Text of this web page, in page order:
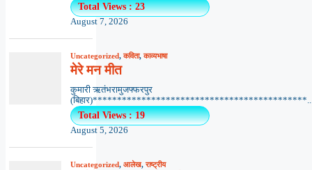
Total Views : 23
August 7, 2026
Uncategorized,कविता,काव्यभाषा
मेरे मन मीत
कुमारी ऋतंभरामुजफ्फरपुर
Total Views : 19
August 5, 2026
Uncategorized, आलेख,राष्ट्रीय